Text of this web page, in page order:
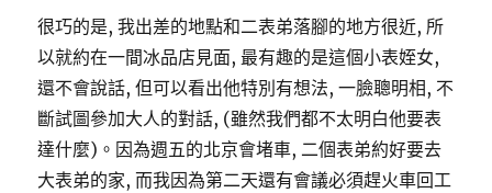
很巧的是, 我出差的地點和二表弟落腳的地方很近, 所
以就約在一間冰品店見面, 最有趣的是這個小表姪女,
還不會說話, 但可以看出他特別有想法, 一臉聰明相, 不
斷試圖參加大人的對話, (雖然我們都不太明白他要表
達什麼)。因為週五的北京會堵車, 二個表弟約好要去
大表弟的家, 而我因為第二天還有會議必須趕火車回工